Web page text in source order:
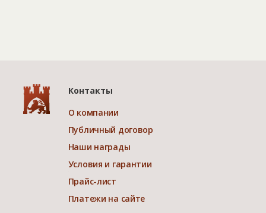
Контакты
О компании
Публичный договор
Наши награды
Условия и гарантии
Прайс-лист
Платежи на сайте